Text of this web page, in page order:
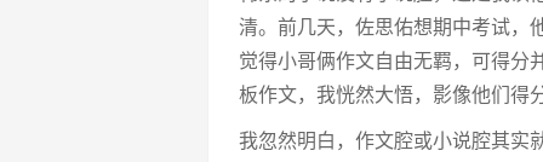
清。前几天，佐思佑想期中考试，
觉得小哥俩作文自由无羁，可得分
板作文，我恍然大悟，影像他们得
我忽然明白，作文腔或小说腔其实